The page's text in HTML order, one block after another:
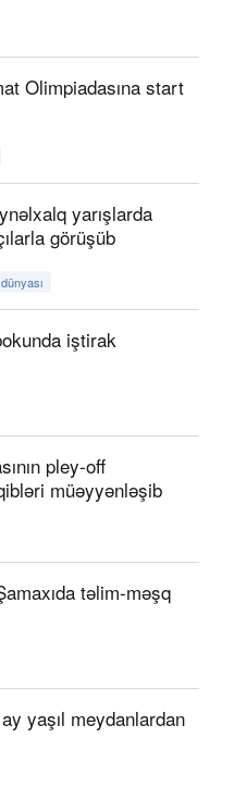
Olimpiadasına start
yarışlarda
görüşüb
iştirak
pley-off
müəyyənləşib
təlim-məşq
yaşıl meydanlardan